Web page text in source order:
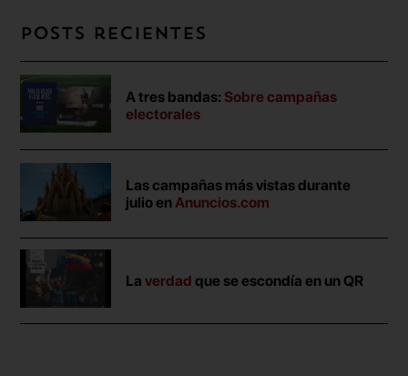
Posts recientes
A tres bandas: Sobre campañas
electorales
Las campañas más vistas durante
julio enAnuncios.com
Laverdad que se escondía en un QR